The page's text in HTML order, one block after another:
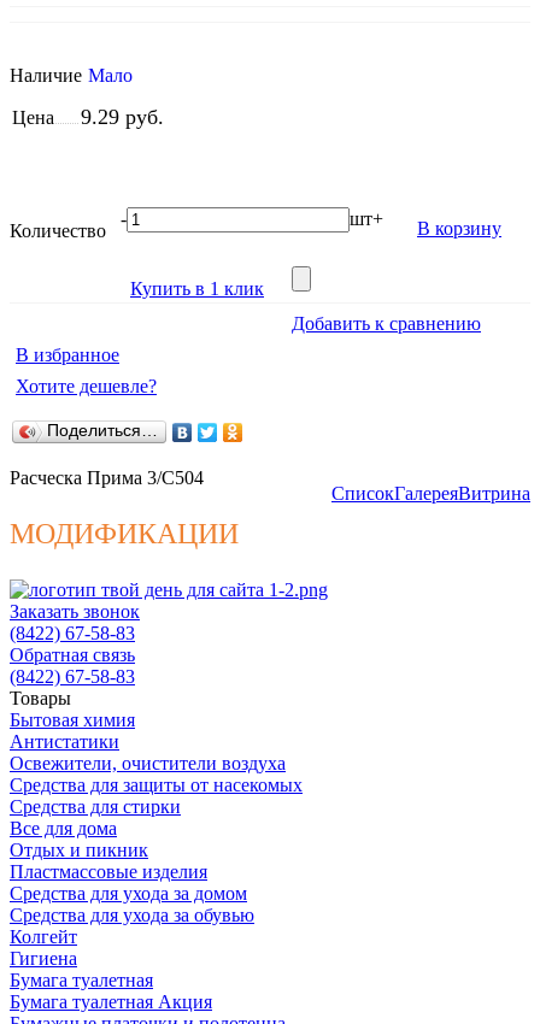
Наличие Мало
Цена 9.29 руб.
Количество
- шт+ В корзину
Купить в 1 клик
Добавить к сравнению
В избранное
Хотите дешевле?
Поделиться…
Расческа Прима 3/С504
МОДИФИКАЦИИ
СписокГалереяВитрина
Заказать звонок
(8422) 67-58-83
Обратная связь
(8422) 67-58-83
Товары
Бытовая химия
Антистатики
Освежители, очистители воздуха
Средства для защиты от насекомых
Средства для стирки
Все для дома
Отдых и пикник
Пластмассовые изделия
Средства для ухода за домом
Средства для ухода за обувью
Колгейт
Гигиена
Бумага туалетная
Бумага туалетная Акция